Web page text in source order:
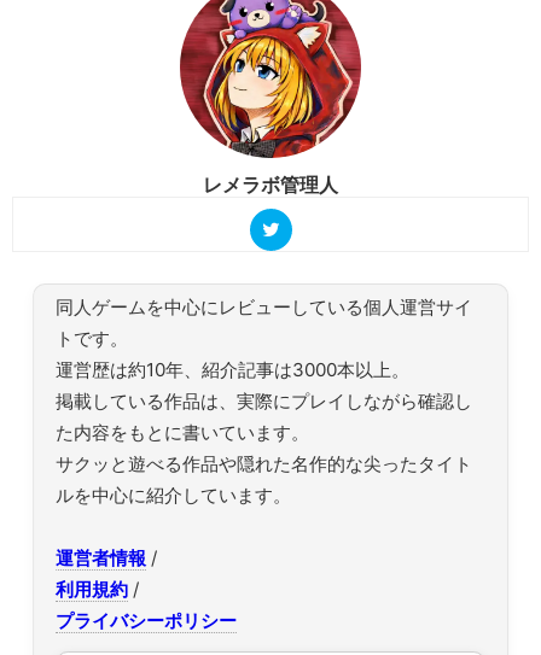
レメラボ管理人
同人ゲームを中心にレビューしている個人運営サイ
トです。
運営歴は約10年、紹介記事は3000本以上。
掲載している作品は、実際にプレイしながら確認し
た内容をもとに書いています。
サクッと遊べる作品や隠れた名作的な尖ったタイト
ルを中心に紹介しています。
運営者情報 /
利用規約 /
プライバシーポリシー